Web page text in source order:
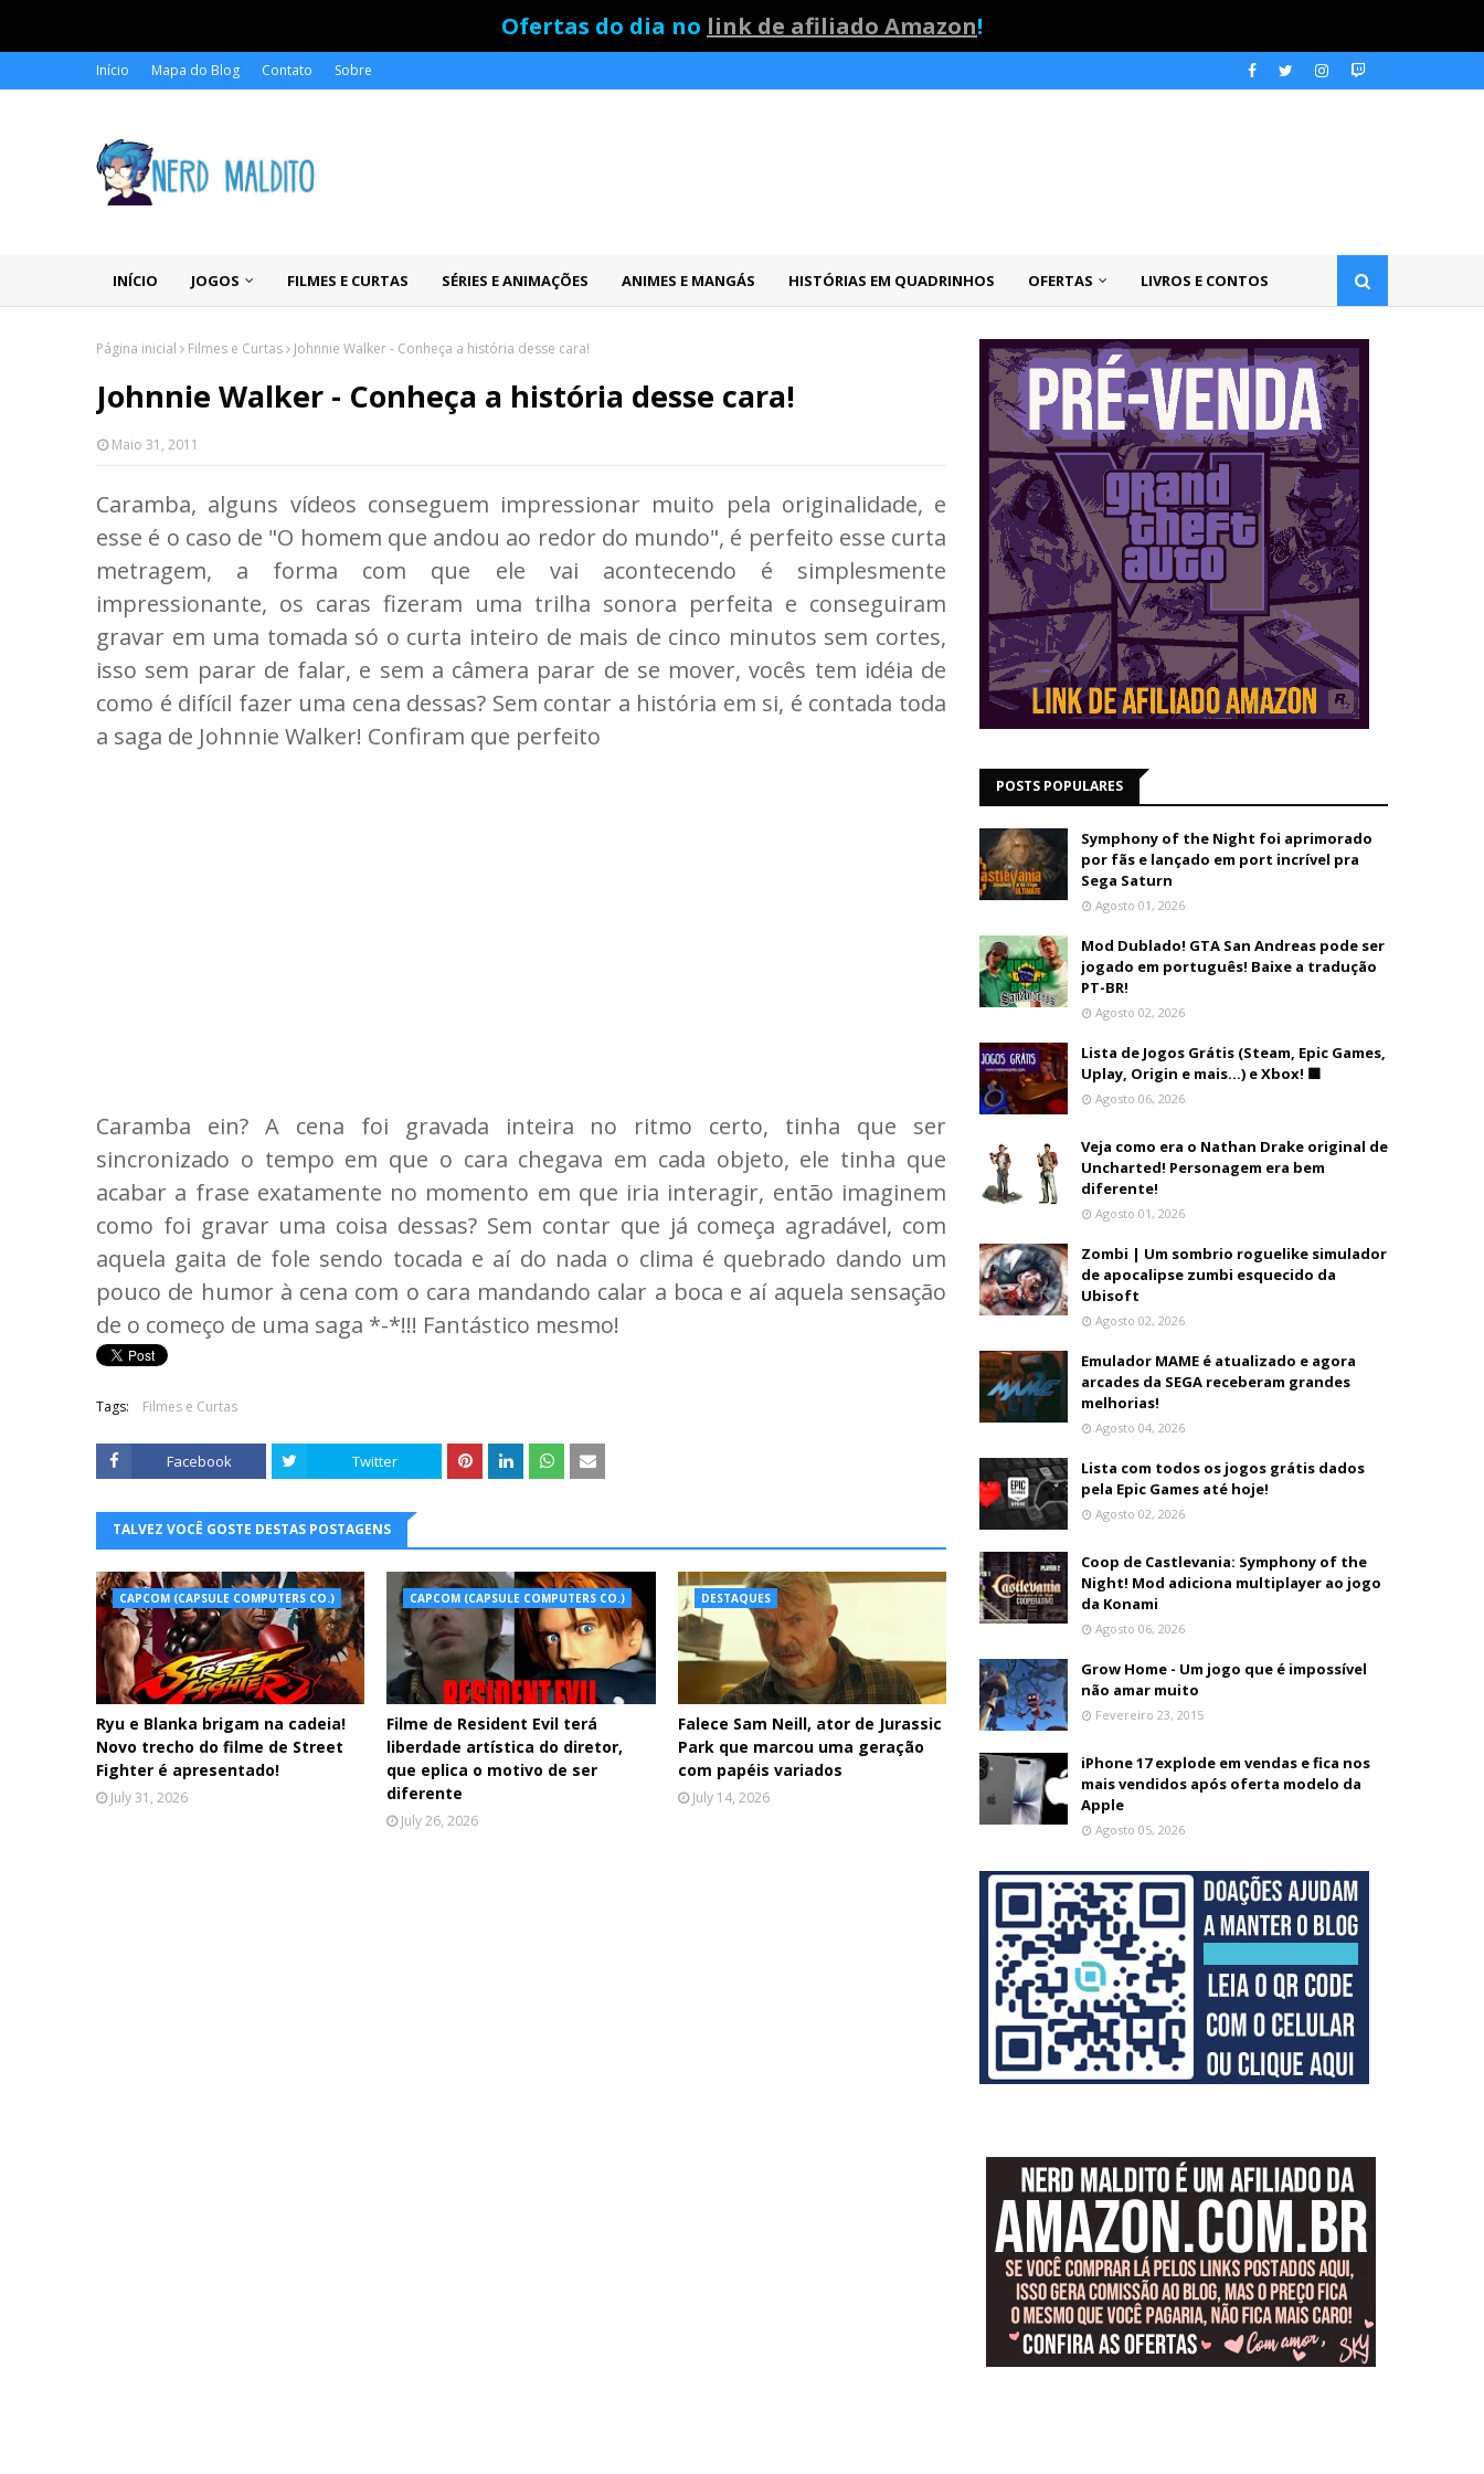
Ofertas do dia no link de afiliado Amazon!
Início Mapa do Blog Contato Sobre
INÍCIO JOGOS FILMES E CURTAS SÉRIES E ANIMAÇÕES ANIMES E MANGÁS HISTÓRIAS EM QUADRINHOS OFERTAS LIVROS E CONTOS
Página inicial Filmes e Curtas Johnnie Walker - Conheça a história desse cara!
Johnnie Walker - Conheça a história desse cara!
Maio 31, 2011
Caramba, alguns vídeos conseguem impressionar muito pela originalidade, e
esse é o caso de "O homem que andou ao redor do mundo", é perfeito esse curta
metragem, a forma com que ele vai acontecendo é simplesmente
impressionante, os caras fizeram uma trilha sonora perfeita e conseguiram
gravar em uma tomada só o curta inteiro de mais de cinco minutos sem cortes,
isso sem parar de falar, e sem a câmera parar de se mover, vocês tem idéia de
como é difícil fazer uma cena dessas? Sem contar a história em si, é contada toda
a saga de Johnnie Walker! Confiram que perfeito
Caramba ein? A cena foi gravada inteira no ritmo certo, tinha que ser
sincronizado o tempo em que o cara chegava em cada objeto, ele tinha que
acabar a frase exatamente no momento em que iria interagir, então imaginem
como foi gravar uma coisa dessas? Sem contar que já começa agradável, com
aquela gaita de fole sendo tocada e aí do nada o clima é quebrado dando um
pouco de humor à cena com o cara mandando calar a boca e aí aquela sensação
de o começo de uma saga *-*!!! Fantástico mesmo!
Tags: Filmes e Curtas
Facebook Twitter
TALVEZ VOCÊ GOSTE DESTAS POSTAGENS
CAPCOM (CAPSULE COMPUTERS CO.)
Ryu e Blanka brigam na cadeia!
Novo trecho do filme de Street
Fighter é apresentado!
July 31, 2026
CAPCOM (CAPSULE COMPUTERS CO.)
Filme de Resident Evil terá
liberdade artística do diretor,
que eplica o motivo de ser
diferente
July 26, 2026
DESTAQUES
Falece Sam Neill, ator de Jurassic
Park que marcou uma geração
com papéis variados
July 14, 2026
POSTS POPULARES
Symphony of the Night foi aprimorado
por fãs e lançado em port incrível pra
Sega Saturn
Agosto 01, 2026
Mod Dublado! GTA San Andreas pode ser
jogado em português! Baixe a tradução
PT-BR!
Agosto 02, 2026
Lista de Jogos Grátis (Steam, Epic Games,
Uplay, Origin e mais...) e Xbox! 🟩
Agosto 06, 2026
Veja como era o Nathan Drake original de
Uncharted! Personagem era bem
diferente!
Agosto 01, 2026
Zombi | Um sombrio roguelike simulador
de apocalipse zumbi esquecido da
Ubisoft
Agosto 02, 2026
Emulador MAME é atualizado e agora
arcades da SEGA receberam grandes
melhorias!
Agosto 04, 2026
Lista com todos os jogos grátis dados
pela Epic Games até hoje!
Agosto 02, 2026
Coop de Castlevania: Symphony of the
Night! Mod adiciona multiplayer ao jogo
da Konami
Agosto 06, 2026
Grow Home - Um jogo que é impossível
não amar muito
Fevereiro 23, 2015
iPhone 17 explode em vendas e fica nos
mais vendidos após oferta modelo da
Apple
Agosto 05, 2026